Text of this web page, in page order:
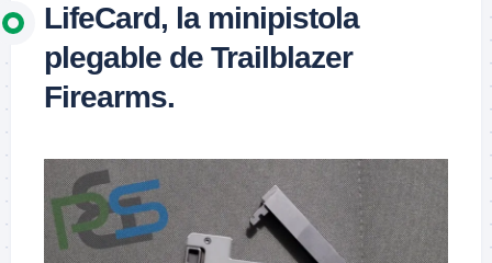
LifeCard, la minipistola
plegable de Trailblazer
Firearms.